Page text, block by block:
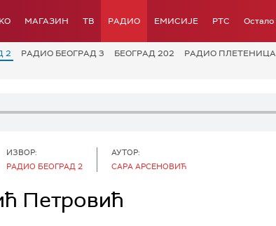
МАГАЗИН ТВ РАДИО ЕМИСИЈЕ РТС Остало
2 РАДИО БЕОГРАД 3 БЕОГРАД 202 РАДИО ПЛЕТЕНИЦА
ИЗВОР:
РАДИО БЕОГРАД 2
АУТОР:
САРА АРСЕНОВИЋ
Петровић